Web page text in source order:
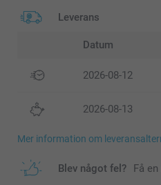
Leverans
Datum
2026-08-12
2026-08-13
Mer information om
Blev något fel? Få